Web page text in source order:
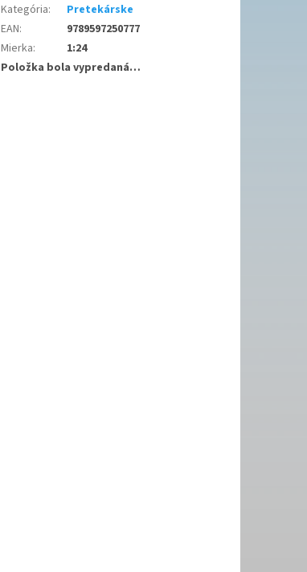
Kategória:
Pretekárske
EAN:
9789597250777
Mierka:
1:24
Položka bola vypredaná…